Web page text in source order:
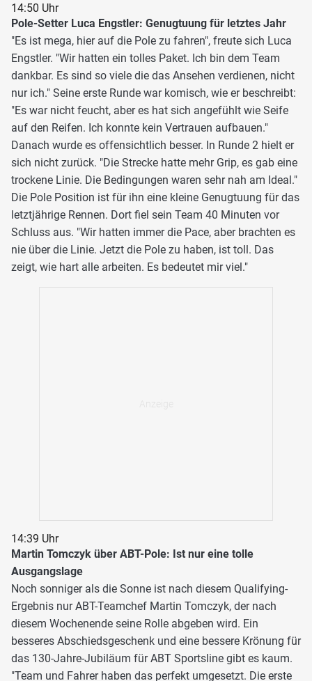
14:50 Uhr
Pole-Setter Luca Engstler: Genugtuung für letztes Jahr
"Es ist mega, hier auf die Pole zu fahren", freute sich Luca
Engstler. "Wir hatten ein tolles Paket. Ich bin dem Team
dankbar. Es sind so viele die das Ansehen verdienen, nicht
nur ich." Seine erste Runde war komisch, wie er beschreibt:
"Es war nicht feucht, aber es hat sich angefühlt wie Seife
auf den Reifen. Ich konnte kein Vertrauen aufbauen."
Danach wurde es offensichtlich besser. In Runde 2 hielt er
sich nicht zurück. "Die Strecke hatte mehr Grip, es gab eine
trockene Linie. Die Bedingungen waren sehr nah am Ideal."
Die Pole Position ist für ihn eine kleine Genugtuung für das
letztjährige Rennen. Dort fiel sein Team 40 Minuten vor
Schluss aus. "Wir hatten immer die Pace, aber brachten es
nie über die Linie. Jetzt die Pole zu haben, ist toll. Das
zeigt, wie hart alle arbeiten. Es bedeutet mir viel."
14:39 Uhr
Martin Tomczyk über ABT-Pole: Ist nur eine tolle
Ausgangslage
Noch sonniger als die Sonne ist nach diesem Qualifying-
Ergebnis nur ABT-Teamchef Martin Tomczyk, der nach
diesem Wochenende seine Rolle abgeben wird. Ein
besseres Abschiedsgeschenk und eine bessere Krönung für
das 130-Jahre-Jubiläum für ABT Sportsline gibt es kaum.
"Team und Fahrer haben das perfekt umgesetzt. Die erste